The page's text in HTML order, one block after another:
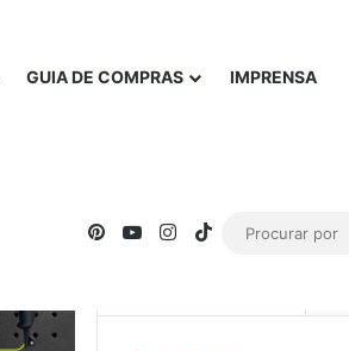
GUIA DE COMPRAS IMPRENSA
PinterestYouTubeInstagram
TikTok